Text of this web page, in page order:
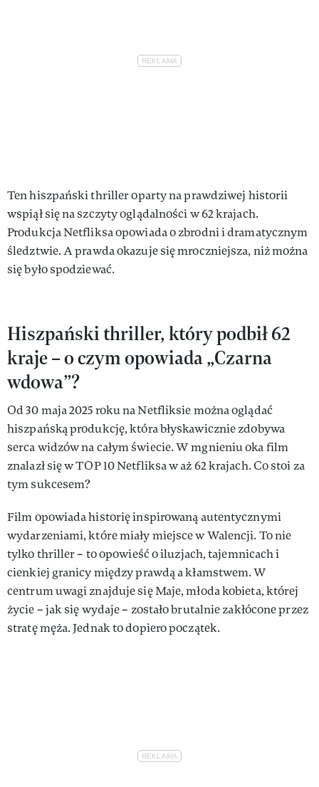
Ten hiszpański thriller oparty na prawdziwej historii
wspiął się na szczyty oglądalności w 62 krajach.
Produkcja Netfliksa opowiada o zbrodni i dramatycznym
śledztwie. A prawda okazuje się mroczniejsza, niż można
się było spodziewać.
Hiszpański thriller, który podbił 62
kraje – o czym opowiada „Czarna
wdowa”?
Od 30 maja 2025 roku na Netfliksie można oglądać
hiszpańską produkcję, która błyskawicznie zdobywa
serca widzów na całym świecie. W mgnieniu oka film
znalazł się w TOP 10 Netfliksa w aż 62 krajach. Co stoi za
tym sukcesem?
Film opowiada historię inspirowaną autentycznymi
wydarzeniami, które miały miejsce w Walencji. To nie
tylko thriller – to opowieść o iluzjach, tajemnicach i
cienkiej granicy między prawdą a kłamstwem. W
centrum uwagi znajduje się Maje, młoda kobieta, której
życie – jak się wydaje – zostało brutalnie zakłócone przez
stratę męża. Jednak to dopiero początek.